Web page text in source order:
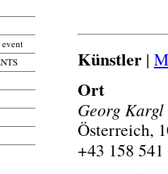
event
Künstler |
Ort
Georg Kargl
Österreich,
+43 158